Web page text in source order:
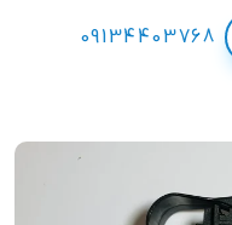
09134403768